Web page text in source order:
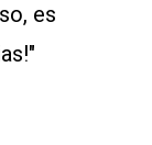
es